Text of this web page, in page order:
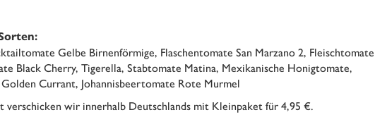
Gelbe Birnenförmige, Flaschentomate San Marzano 2, Fleischtomate
Black Cherry, Tigerella, Stabtomate Matina, Mexikanische Honigtomate,
Currant, Johannisbeertomate Rote Murmel
verschicken wir innerhalb Deutschlands mit Kleinpaket für 4,95 €.